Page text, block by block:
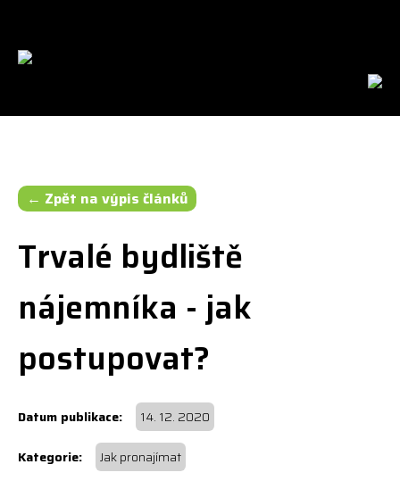
← Zpět na výpis článků
Trvalé bydliště
nájemníka - jak
postupovat?
14. 12. 2020
Jak pronajímat